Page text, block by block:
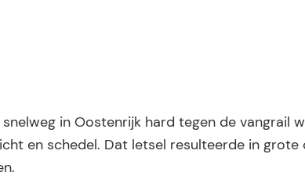
in Oostenrijk hard tegen de vangrail
en schedel. Dat letsel resulteerde in grote